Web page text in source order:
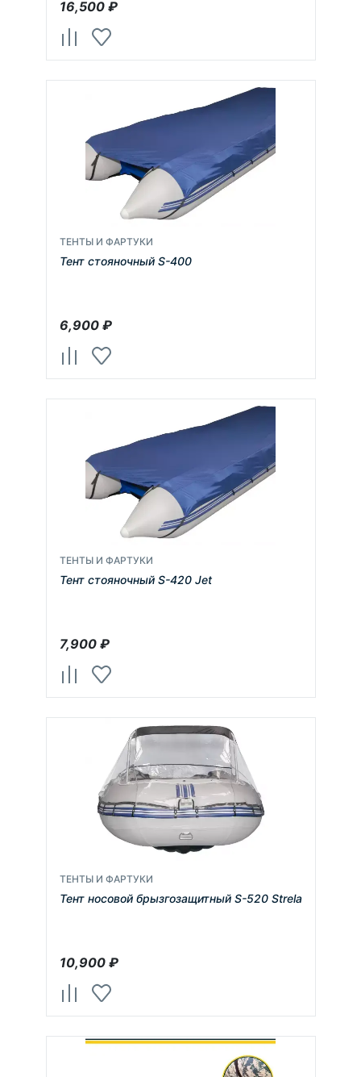
16,500₽
ТЕНТЫ И ФАРТУКИ
Тент стояночный S-400
6,900₽
ТЕНТЫ И ФАРТУКИ
Тент стояночный S-420 Jet
7,900₽
ТЕНТЫ И ФАРТУКИ
Тент носовой брызгозащитный S-520 Strela
10,900₽